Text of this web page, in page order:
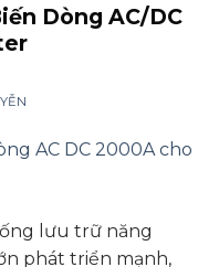
Dòng AC/DC
lưu trữ năng
phát triển mạnh,